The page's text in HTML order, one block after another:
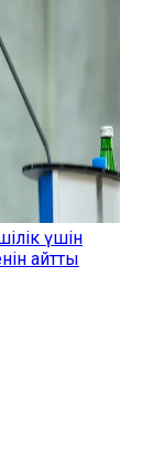
үшін
айтты